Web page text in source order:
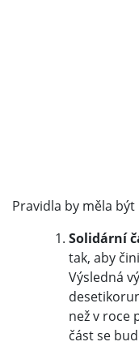
Pravidla by měla
Solidární
tak, aby
Výsledná
než v roce
část se